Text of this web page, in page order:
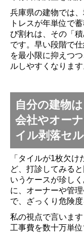
兵庫県の建物では
トレスが年単位で
び割れは、その「
です。早い段階で
を最小限に抑えつ
ルしやすくなります
自分の建物
会社やオー
イル剥落セ
「タイルが1枚欠
ど、打診してみる
いうケースが珍し
に、オーナーや管
で、ざっくり危険
私の視点で言いま
工事費を数十万単